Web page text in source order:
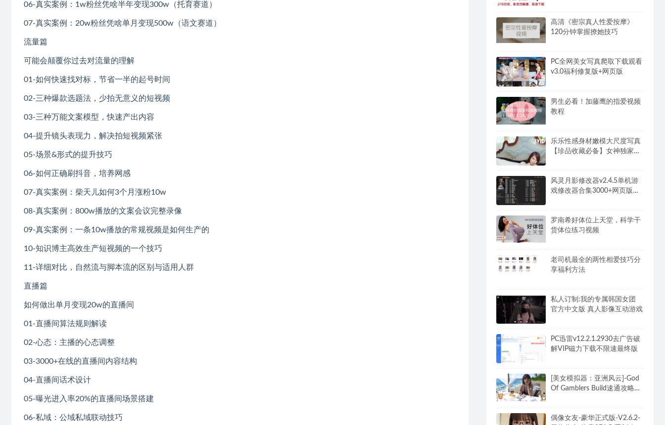
06-真实案例：1w粉丝凭啥半年变现300w（托育赛道）
07-真实案例：20w粉丝凭啥单月变现500w（语文赛道）
流量篇
可能会颠覆你过去对流量的理解
01-如何快速找对标，节省一半的起号时间
02-三种爆款选题法，少拍无意义的短视频
03-三种万能文案模型，快速产出内容
04-提升镜头表现力，解决拍短视频紧张
05-场景&形式的提升技巧
06-如何正确刷抖音，培养网感
07-真实案例：柴天儿如何3个月涨粉10w
08-真实案例：800w播放的文案会议完整录像
09-真实案例：一条10w播放的常规视频是如何生产的
10-知识博主高效生产短视频的一个技巧
11-详细对比，自然流与脚本流的区别与适用人群
直播篇
如何做出单月变现20w的直播间
01-直播间算法规则解读
02-心态：主播的心态调整
03-3000+在线的直播间内容结构
04-直播间话术设计
05-曝光进入率20%的直播间场景搭建
06-私域：公域私域联动技巧
高清《密宗真人性爱按摩》
120分钟掌握撩她技巧
PC全网美女写真爬取下载观看
v3.0福利修复版+网页版
男生必看！加藤鹰的指爱视频
教程
乐乐性感身材嫩模大尺度写真
【珍品收藏必备】女神独家超
风灵月影修改器v2.4.5单机游
戏修改器合集3000+网页版永
罗南希好体位上天堂，科学干
货体位练习视频
老司机最全的两性相爱技巧分
享福利方法
私人订制:我的专属韩国女团
官方中文版 真人影像互动游戏
PC迅雷v12.2.1.2930去广告破
解VIP磁力下载不限速最终版
[美女模拟器：亚洲风云]-God
Of Gamblers Build速通攻略
偶像女友-豪华正式版-V2.6.2-